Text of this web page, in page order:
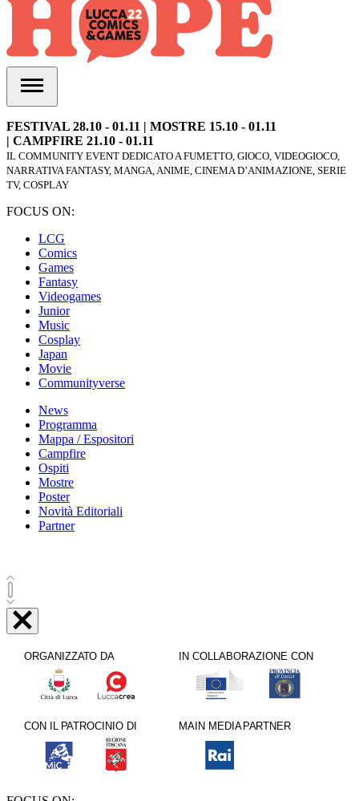
FESTIVAL 28.10 - 01.11 | MOSTRE 15.10 - 01.11
| CAMPFIRE 21.10 - 01.11
IL COMMUNITY EVENT DEDICATO A FUMETTO, GIOCO, VIDEOGIOCO,
NARRATIVA FANTASY, MANGA, ANIME, CINEMA D’ANIMAZIONE, SERIE
TV, COSPLAY
FOCUS ON:
LCG
Comics
Games
Fantasy
Videogames
Junior
Music
Cosplay
Japan
Movie
Communityverse
News
Programma
Mappa / Espositori
Campfire
Ospiti
Mostre
Poster
Novità Editoriali
Partner